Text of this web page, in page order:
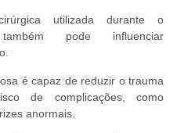
utilizada durante o
pode influenciar
é capaz de reduzir o trauma
de complicações, como
anormais.